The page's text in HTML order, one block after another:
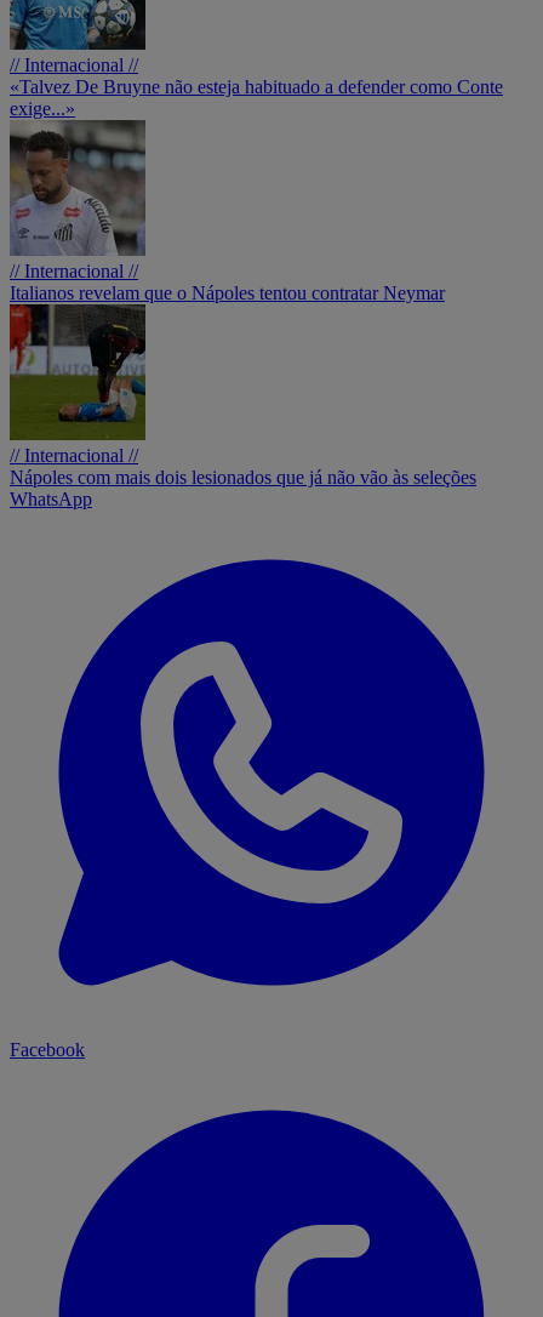
// Internacional //
«Talvez De Bruyne não esteja habituado a defender como Conte
exige...»
// Internacional //
Italianos revelam que o Nápoles tentou contratar Neymar
// Internacional //
Nápoles com mais dois lesionados que já não vão às seleções
WhatsApp
Facebook